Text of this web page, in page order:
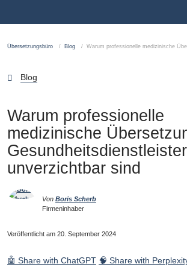
Übersetzungsbüro Blog Warum professionelle medizinische
Blog
Warum professionelle
medizinische
Gesundheitsdienstleister
unverzichtbar sind
Von Boris Scherb
Firmeninhaber
Veröffentlicht am 20. September 2024
🤖 Share with ChatGPT 🧠 Share with